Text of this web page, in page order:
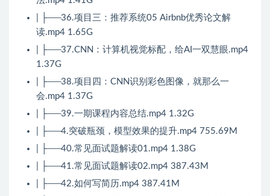
| ├──36.项目三：推荐系统05 Airbnb优秀论文解
读.mp4 1.65G
| ├──37.CNN：计算机视觉标配，给AI一双慧眼.mp4
1.37G
| ├──38.项目四：CNN识别彩色图像，就那么一
会.mp4 1.37G
| ├──39.一期课程内容总结.mp4 1.32G
| ├──4.突破瓶颈，模型效果的提升.mp4 755.69M
| ├──40.常见面试题解读01.mp4 1.38G
| ├──41.常见面试题解读02.mp4 387.43M
| ├──42.如何写简历.mp4 387.41M